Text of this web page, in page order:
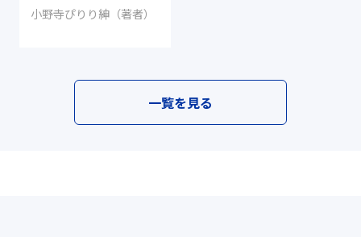
小野寺ぴりり紳（著者）
一覧を見る